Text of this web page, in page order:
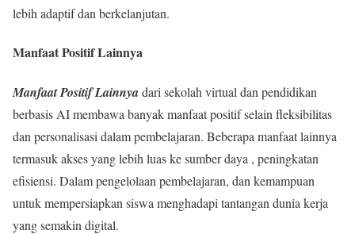
lebih adaptif dan berkelanjutan.
Manfaat Positif Lainnya
Manfaat Positif Lainnyadari sekolah virtual dan pendidikan
berbasis AI membawa banyak manfaat positif selain fleksibilitas
dan personalisasi dalam pembelajaran. Beberapa manfaat lainnya
termasuk akses yang lebih luas ke sumber daya , peningkatan
efisiensi. Dalam pengelolaan pembelajaran, dan kemampuan
untuk mempersiapkan siswa menghadapi tantangan dunia kerja
yang semakin digital.